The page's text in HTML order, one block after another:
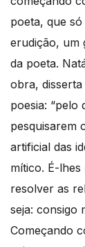
poeta, que
erudição, um
da poeta.
obra,
poesia: “pelo
pesquisarem
artificial das
mítico. É-
resolver as
seja: consigo
Começando